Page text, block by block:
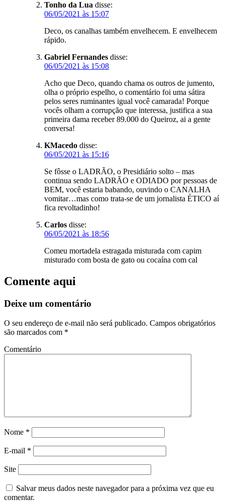
Tonho da Lua disse:
06/05/2021 às 15:07
Deco, os canalhas também envelhecem. E envelhecem
rápido.
Gabriel Fernandes disse:
06/05/2021 às 15:08
Acho que Deco, quando chama os outros de jumento,
olha o próprio espelho, o comentário foi uma sátira
pelos seres ruminantes igual você camarada! Porque
vocês olham a corrupção que interessa, justifica a sua
primeira dama receber 89.000 do Queiroz, ai a gente
conversa!
KMacedo disse:
06/05/2021 às 15:16
Se fôsse o LADRÃO, o Presidiário solto – mas
continua sendo LADRÃO e ODIADO por pessoas de
BEM, você estaria babando, ouvindo o CANALHA
vomitar…mas como trata-se de um jornalista ÉTICO aí
fica revoltadinho!
Carlos disse:
06/05/2021 às 18:56
Comeu mortadela estragada misturada com capim
misturado com bosta de gato ou cocaína com cal
Comente aqui
Deixe um comentário
O seu endereço de e-mail não será publicado. Campos obrigatórios
são marcados com *
Comentário
Nome *
E-mail *
Site
Salvar meus dados neste navegador para a próxima vez que eu
comentar.